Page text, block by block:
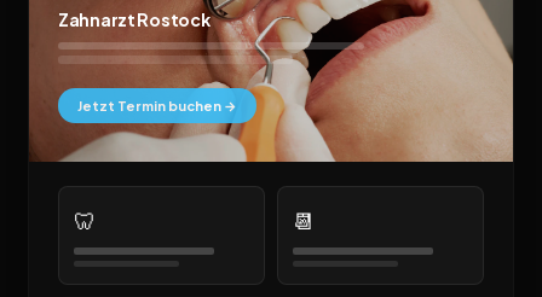
Zahnarzt Rostock
Jetzt Termin buchen →
🦷 📆